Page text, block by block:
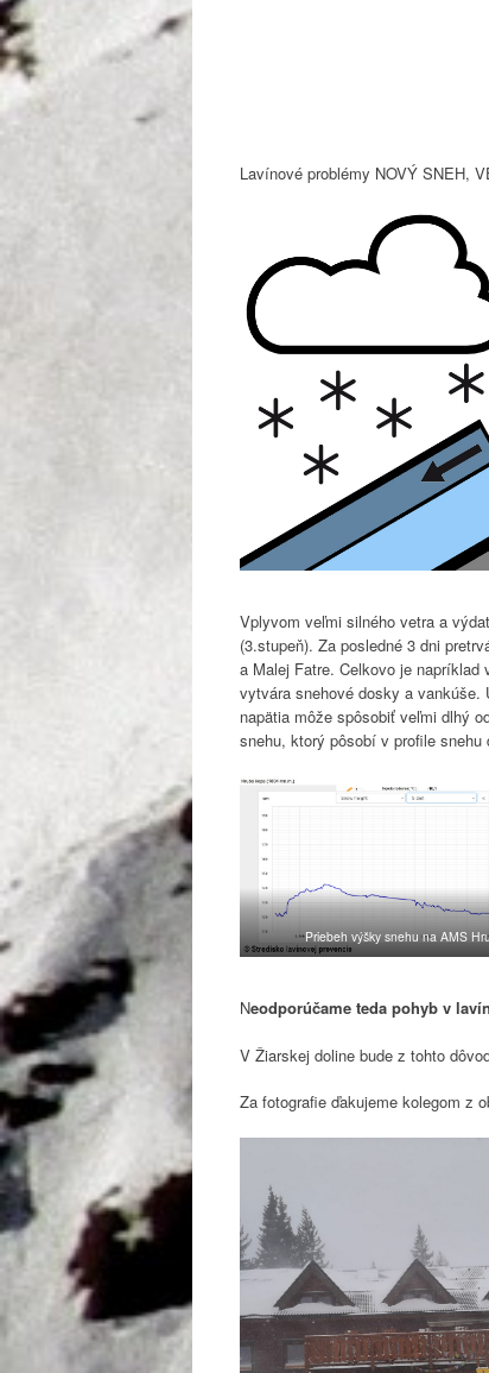
Lavínové problémy NOVÝ SNEH,
Vplyvom veľmi silného vetra a
(3.stupeň). Za posledné 3 dni
a Malej Fatre. Celkovo je
vytvára snehové dosky a
napätia môže spôsobiť veľmi dlhý
snehu, ktorý pôsobí v profile
Priebeh výšky snehu na AMS
Neodporúčame teda pohyb v
V Žiarskej doline bude z tohto
Za fotografie ďakujeme kolegom z